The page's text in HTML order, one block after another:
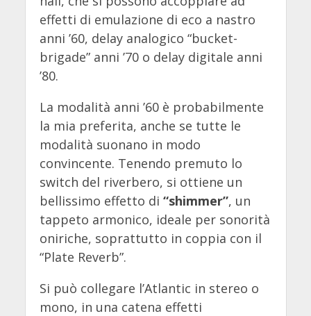
effetti di emulazione di eco a nastro
anni ’60, delay analogico “bucket-
brigade” anni ’70 o delay digitale anni
’80.
La modalità anni ’60 è probabilmente
la mia preferita, anche se tutte le
modalità suonano in modo
convincente. Tenendo premuto lo
switch del riverbero, si ottiene un
bellissimo effetto di “shimmer”, un
tappeto armonico, ideale per sonorità
oniriche, soprattutto in coppia con il
“Plate Reverb”.
Si può collegare l’Atlantic in stereo o
mono, in una catena effetti